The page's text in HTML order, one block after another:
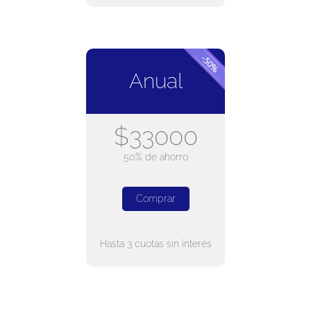
Anual
$33000
50% de ahorro
Comprar
Hasta 3 cuotas sin interés